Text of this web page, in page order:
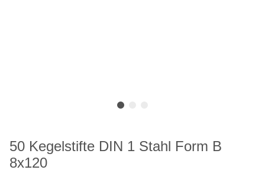
50 Kegelstifte DIN 1 Stahl Form B
8x120